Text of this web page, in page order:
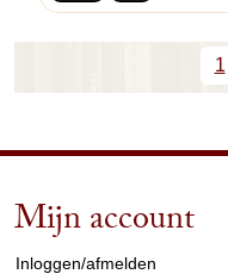
1
Mijn account
Inloggen/afmelden